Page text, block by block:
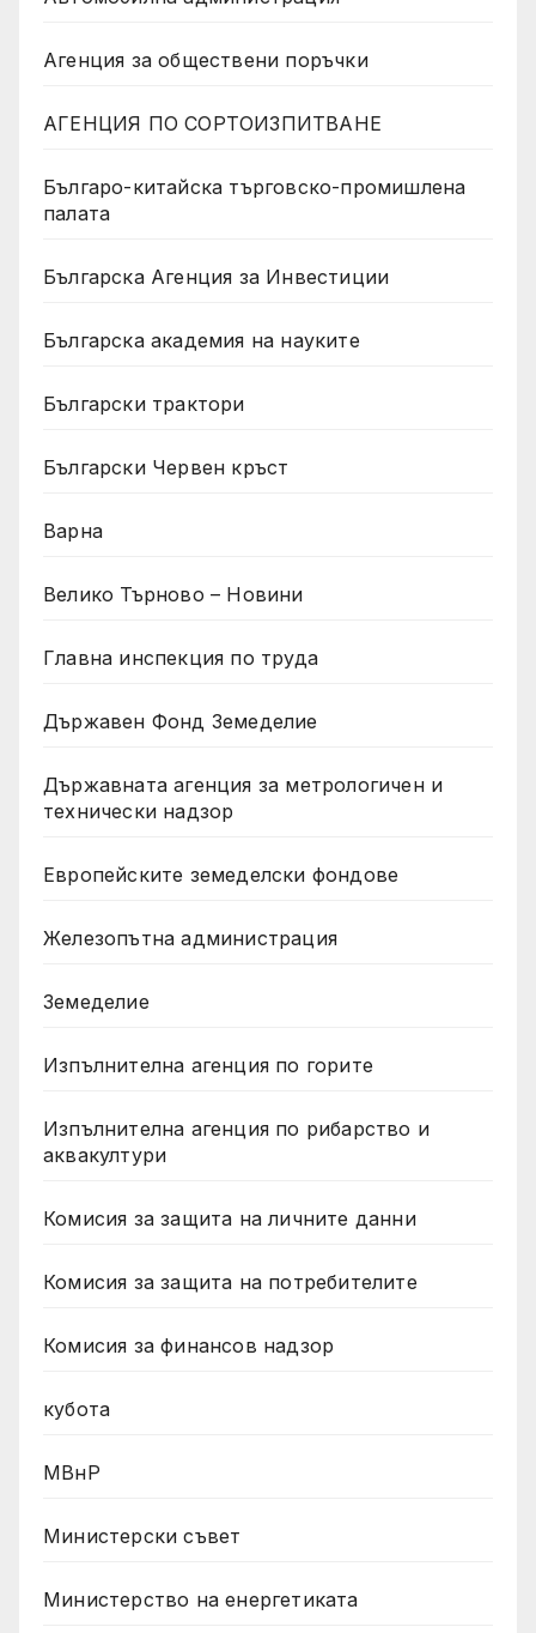
Агенция за обществени поръчки
АГЕНЦИЯ ПО СОРТОИЗПИТВАНЕ
Българо-китайска търговско-промишлена
палата
Българска Агенция за Инвестиции
Българска академия на науките
Български трактори
Български Червен кръст
Варна
Велико Търново – Новини
Главна инспекция по труда
Държавен Фонд Земеделие
Държавната агенция за метрологичен и
технически надзор
Европейските земеделски фондове
Железопътна администрация
Земеделие
Изпълнителна агенция по горите
Изпълнителна агенция по рибарство и
аквакултури
Комисия за защита на личните данни
Комисия за защита на потребителите
Комисия за финансов надзор
кубота
МВнР
Министерски съвет
Министерство на енергетиката